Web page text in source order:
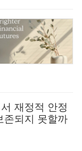
변화를 촉
조달해 왔다.
도구들 외에
십만 달러를
경우
재정적 안정
존되지 못할까